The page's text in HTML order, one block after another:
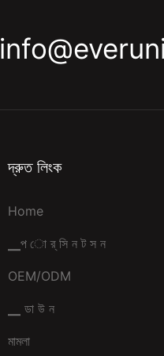
দ্রুত লিংক
Home
▁প ো র্ সি ন ট স ন
OEM/ODM
▁ ডা উ ন
মামলা